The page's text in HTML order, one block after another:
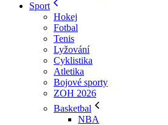
Sport
Hokej
Fotbal
Tenis
Lyžování
Cyklistika
Atletika
Bojové sporty
ZOH 2026
Basketbal
NBA